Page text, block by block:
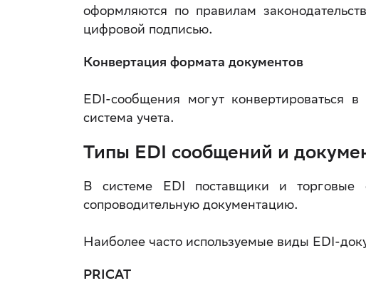
оформляются по правилам
цифровой подписью.
Конвертация формата документов
EDI-сообщения могут конвертироваться
система учета.
Типы EDI сообщений и
В системе EDI поставщики и торговые
сопроводительную документацию.
Наиболее часто используемые виды EDI-
PRICAT